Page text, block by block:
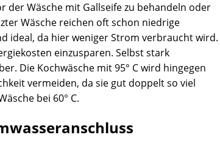
der Wäsche mit Gallseife zu behandeln oder
Wäsche reichen oft schon niedrige
ideal, da hier weniger Strom verbraucht wird.
einzusparen. Selbst stark
Die Kochwäsche mit 95° C wird hingegen
vermeiden, da sie gut doppelt so viel
bei 60° C.